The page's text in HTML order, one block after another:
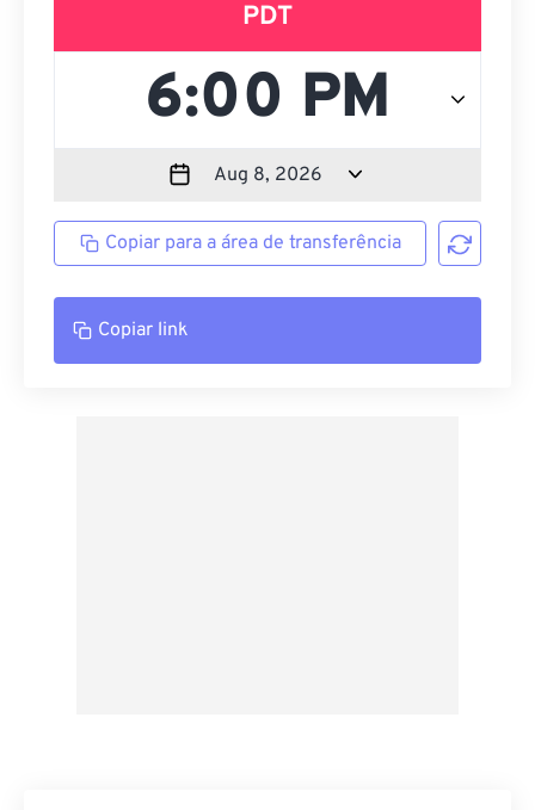
PDT
Copiar para a área de transferência
Copiar link